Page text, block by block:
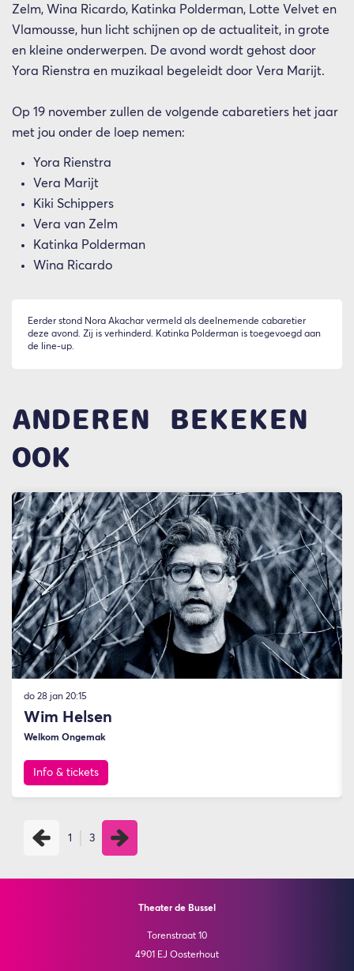
Zelm, Wina Ricardo, Katinka Polderman, Lotte Velvet en
Vlamousse, hun licht schijnen op de actualiteit, in grote
en kleine onderwerpen. De avond wordt gehost door
Yora Rienstra en muzikaal begeleidt door Vera Marijt.
Op 19 november zullen de volgende cabaretiers het jaar
met jou onder de loep nemen:
Yora Rienstra
Vera Marijt
Kiki Schippers
Vera van Zelm
Katinka Polderman
Wina Ricardo
Eerder stond Nora Akachar vermeld als deelnemende cabaretier
deze avond. Zij is verhinderd. Katinka Polderman is toegevoegd aan
de line-up.
ANDEREN BEKEKEN
OOK
Wim Helsen
Welkom Ongemak
do 28 jan 20:15
Info & tickets
1 3
Theater de Bussel
Torenstraat 10
4901 EJ Oosterhout